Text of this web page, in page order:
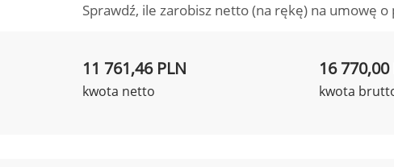
Sprawdź, ile zarobisz netto (na rękę) na umowę
11 761,46 PLN
kwota netto
16 770,00
kwota